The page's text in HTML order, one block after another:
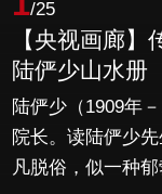
/25
【央视画廊
陆俨少山水册
陆俨少（1909年
院长。读陆俨少
凡脱俗，似一种